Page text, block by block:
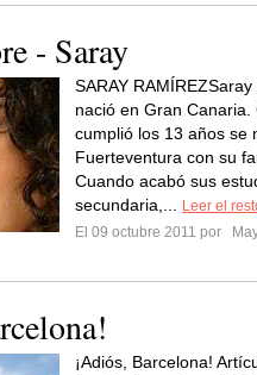
- Saray
SARAY
nació en Gran Canaria.
cumplió los 13 años se
Fuerteventura con su
Cuando acabó sus
secundaria,...
Leer el
El 09 octubre 2011 por
¡Adiós, Barcelona!